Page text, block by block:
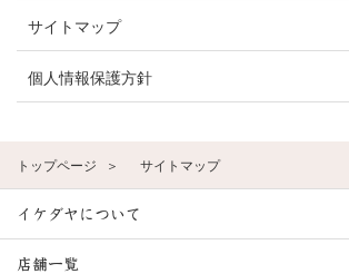
サイトマップ
個人情報保護方針
トップページ サイトマップ
イケダヤについて
店舗一覧